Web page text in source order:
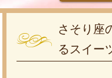
さそり座
るスイー